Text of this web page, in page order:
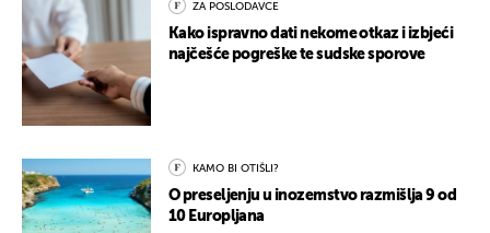
ZA POSLODAVCE
Kako ispravno dati nekome otkaz i izbjeći
najčešće pogreške te sudske sporove
KAMO BI OTIŠLI?
O preseljenju u inozemstvo razmišlja 9 od
10 Europljana